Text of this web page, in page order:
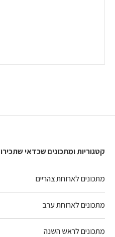
קטגוריות ומתכונים שכדאי שתכירו
מתכונים לארוחת צהריים
מתכונים לארוחת ערב
מתכונים לראש השנה